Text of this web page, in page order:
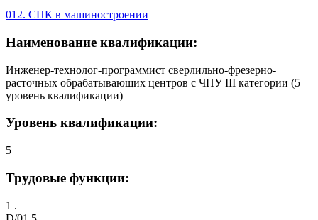
012. СПК в машиностроении
Наименование квалификации:
Инженер-технолог-программист сверлильно-фрезерно-
расточных обрабатывающих центров с ЧПУ III категории (5
уровень квалификации)
Уровень квалификации:
5
Трудовые функции:
1 .